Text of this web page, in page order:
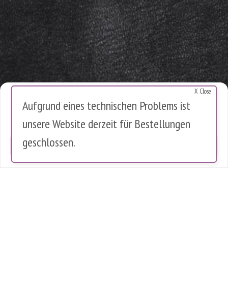
Diese Website verwendet Cookies, um die Nutzung zu analysieren.
Es werden keine personenbezogenen Daten gespeichert.
X Close
Aufgrund eines technischen Problems ist
unsere Website derzeit für Bestellungen
geschlossen.